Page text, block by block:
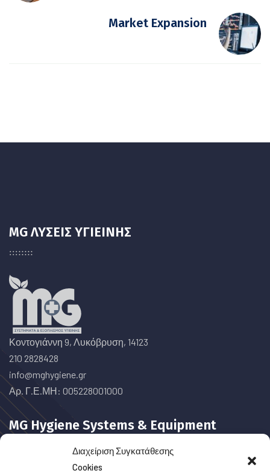
Διαχείριση Συγκατάθεσης
Cookies
Market Expansion
MG ΛΥΣΕΙΣ ΥΓΙΕΙΝΗΣ
Κοντογιάννη 9, Λυκόβρυση, 14123
210 2828428
info@mghygiene.gr
Αρ. Γ.Ε.ΜΗ: 005228001000
MG Hygiene Systems & Equipment